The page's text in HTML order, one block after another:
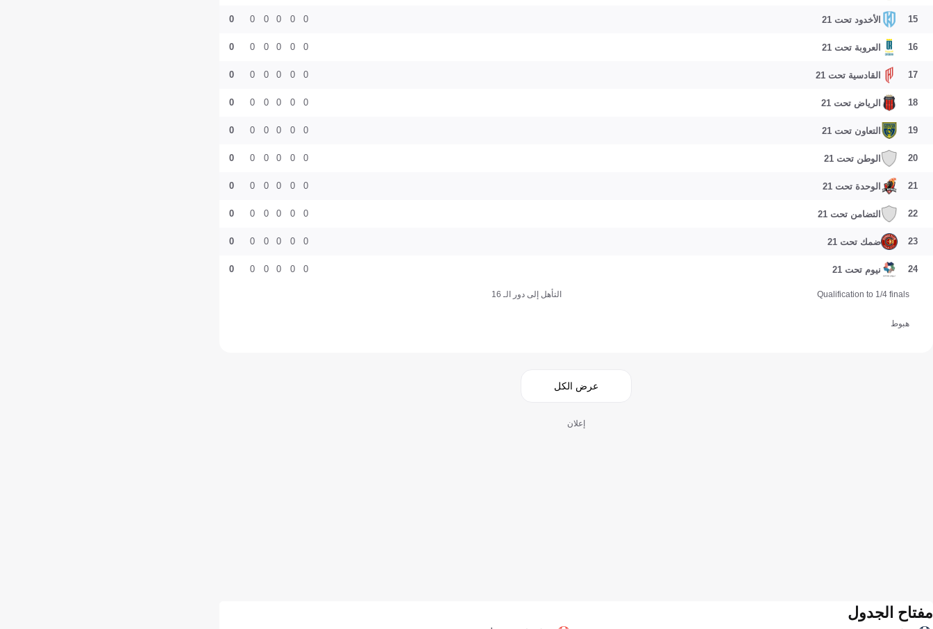
15 الأخدود تحت 21 0
0
0
0
0
0
16 العروبة تحت 21 0
0
0
0
0
0
17 القادسية تحت 21 0
0
0
0
0
0
18 الرياض تحت 21 0
0
0
0
0
0
19 التعاون تحت 21 0
0
0
0
0
0
20 الوطن تحت 21 0
0
0
0
0
0
21 الوحدة تحت 21 0
0
0
0
0
0
22 التضامن تحت 21 0
0
0
0
0
0
23 ضمك تحت 21 0
0
0
0
0
0
24 نيوم تحت 21 0
0
0
0
0
0
Qualification to 1/4 finals التأهل إلى دور الـ 16
هبوط
عرض الكل
إعلان
مفتاح الجدول